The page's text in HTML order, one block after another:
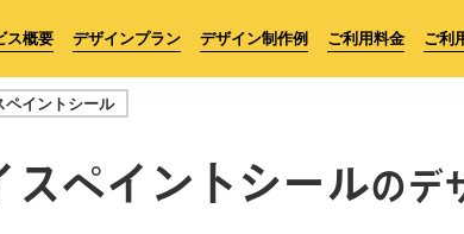
ス概要 デザインプラン デザイン制作例 ご利用料金 ご利
ペイントシール
スペイントシールのデ